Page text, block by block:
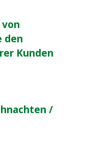
den
Kunden
/